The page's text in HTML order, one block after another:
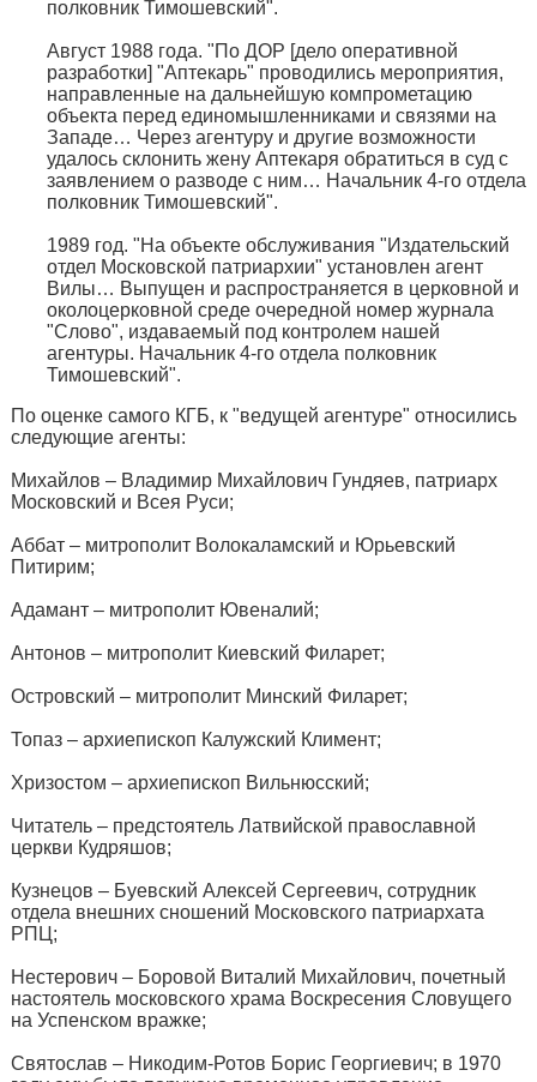
полковник Тимошевский".
Август 1988 года. "По ДОР [дело оперативной
разработки] "Аптекарь" проводились мероприятия,
направленные на дальнейшую компрометацию
объекта перед единомышленниками и связями на
Западе… Через агентуру и другие возможности
удалось склонить жену Аптекаря обратиться в суд с
заявлением о разводе с ним… Начальник 4-го отдела
полковник Тимошевский".
1989 год. "На объекте обслуживания "Издательский
отдел Московской патриархии" установлен агент
Вилы… Выпущен и распространяется в церковной и
околоцерковной среде очередной номер журнала
"Слово", издаваемый под контролем нашей
агентуры. Начальник 4-го отдела полковник
Тимошевский".
По оценке самого КГБ, к "ведущей агентуре" относились
следующие агенты:
Михайлов – Владимир Михайлович Гундяев, патриарх
Московский и Всея Руси;
Аббат – митрополит Волокаламский и Юрьевский
Питирим;
Адамант – митрополит Ювеналий;
Антонов – митрополит Киевский Филарет;
Островский – митрополит Минский Филарет;
Топаз – архиепископ Калужский Климент;
Хризостом – архиепископ Вильнюсский;
Читатель – предстоятель Латвийской православной
церкви Кудряшов;
Кузнецов – Буевский Алексей Сергеевич, сотрудник
отдела внешних сношений Московского патриархата
РПЦ;
Нестерович – Боровой Виталий Михайлович, почетный
настоятель московского храма Воскресения Словущего
на Успенском вражке;
Святослав – Никодим-Ротов Борис Георгиевич; в 1970